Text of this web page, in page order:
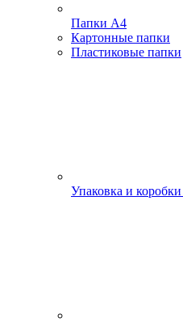
Папки А4
Картонные папки
Пластиковые папки
Упаковка и